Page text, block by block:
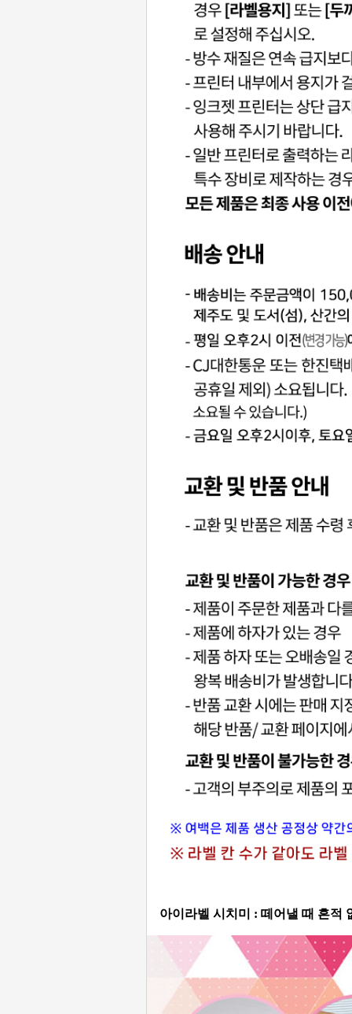
아이라벨 시치미 : 떼어낼 때 흔적